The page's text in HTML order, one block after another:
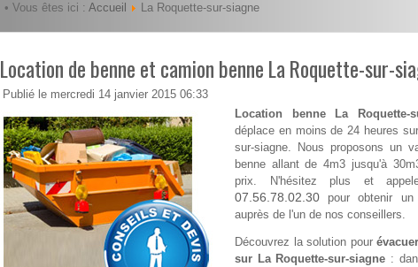
• Vous êtes ici : Accueil La Roquette-sur-siagne
Location de benne et camion benne La Roquette-sur-
Publié le mercredi 14 janvier 2015 06:33
Location benne La Roquette-
déplace en moins de 24 heures
sur-siagne. Nous proposons un
benne allant de 4m3 jusqu'à
prix. N'hésitez plus et
07.56.78.02.30 pour obtenir
auprès de l'un de nos conseillers.
Découvrez la solution pour
sur La Roquette-sur-siagne :